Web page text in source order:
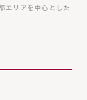
エリアを中心とした